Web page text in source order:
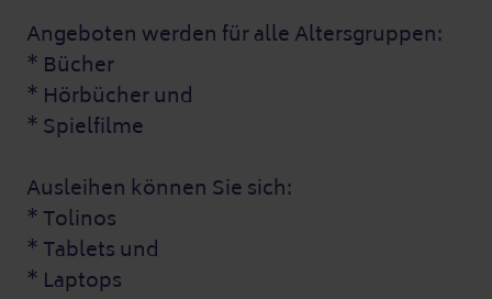
Angeboten werden für alle Altersgruppen:
* Bücher
* Hörbücher und
* Spielfilme
Ausleihen können Sie sich:
* Tolinos
* Tablets und
* Laptops